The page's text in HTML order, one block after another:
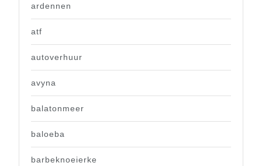
ardennen
atf
autoverhuur
avyna
balatonmeer
baloeba
barbeknoeierke